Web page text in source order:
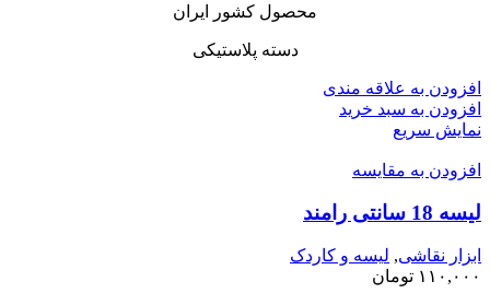
محصول کشور ایران
دسته پلاستیکی
افزودن به علاقه مندی
افزودن به سبد خرید
نمایش سریع
افزودن به مقایسه
لیسه 18 سانتی رامند
ابزار نقاشی, لیسه و کاردک
۱۱۰,۰۰۰ تومان